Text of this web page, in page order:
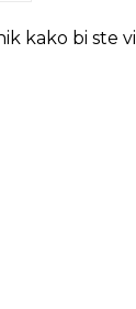
kako bi ste